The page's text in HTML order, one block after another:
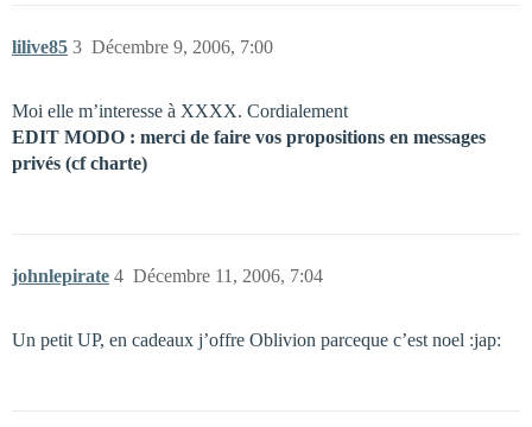
lilive85 Décembre 9, 2006, 7:00
3
Moi elle m’interesse à XXXX. Cordialement
EDIT MODO : merci de faire vos propositions en messages
privés (cf charte)
johnlepirate Décembre 11, 2006, 7:04
4
Un petit UP, en cadeaux j’offre Oblivion parceque c’est noel :jap: